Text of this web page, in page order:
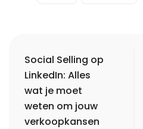
Social Selling op
LinkedIn: Alles
wat je moet
weten om jouw
verkoopkansen